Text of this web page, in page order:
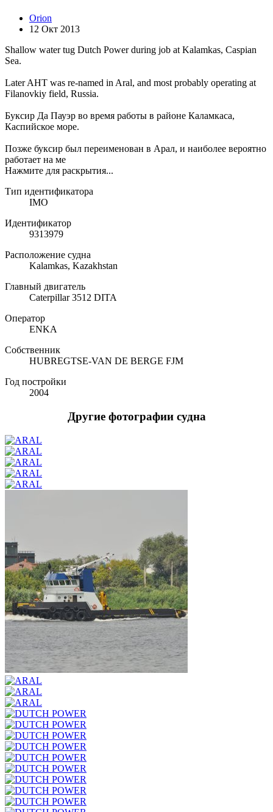
Orion
12 Окт 2013
Shallow water tug Dutch Power during job at Kalamkas, Caspian
Sea.
Later AHT was re-named in Aral, and most probably operating at
Filanovkiy field, Russia.
Буксир Да Пауэр во время работы в районе Каламкаса,
Каспийское море.
Позже буксир был переименован в Арал, и наиболее вероятно
работает на ме
Нажмите для раскрытия...
Тип идентификатора
IMO
Идентификатор
9313979
Расположение судна
Kalamkas, Kazakhstan
Главный двигатель
Caterpillar 3512 DITA
Оператор
ENKA
Собственник
HUBREGTSE-VAN DE BERGE FJM
Год постройки
2004
Другие фотографии судна